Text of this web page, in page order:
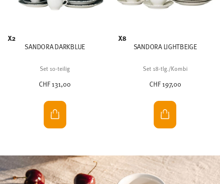
X2
SANDORA DARKBLUE
Set 10-teilig
CHF 131,00
X8
SANDORA LIGHTBEIGE
Set 18-tlg./Kombi
CHF 197,00